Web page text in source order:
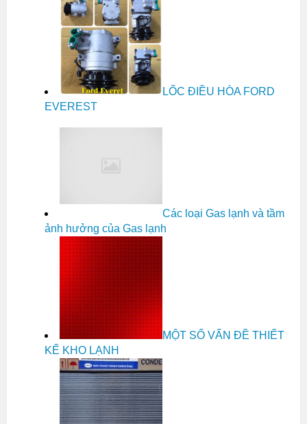
LỐC ĐIỀU HÒA FORD
EVEREST
Các loại Gas lạnh và tầm
ảnh hưởng của Gas lạnh
MỘT SỐ VẤN ĐỀ THIẾT
KẾ KHO LẠNH